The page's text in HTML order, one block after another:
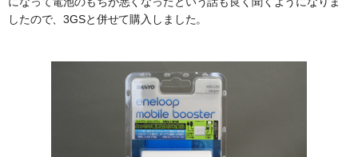
したので、3GSと併せて購入しました。